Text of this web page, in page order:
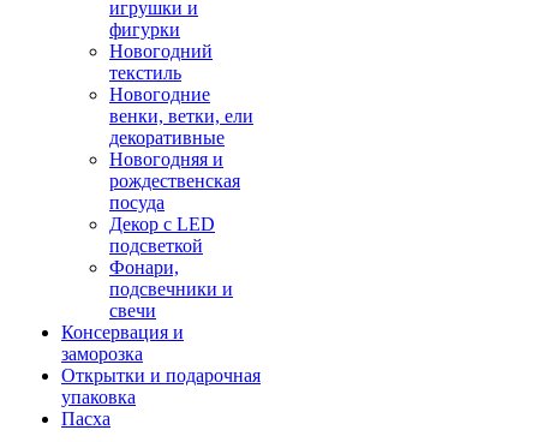
игрушки и
фигурки
Новогодний
текстиль
Новогодние
венки, ветки, ели
декоративные
Новогодняя и
рождественская
посуда
Декор с LED
подсветкой
Фонари,
подсвечники и
свечи
Консервация и
заморозка
Открытки и подарочная
упаковка
Пасха